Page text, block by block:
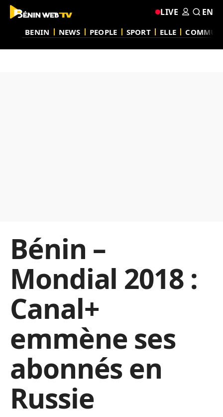
BENIN NEWS PEOPLE SPORT ELLE
LIVE EN
Bénin –
Mondial 2018 :
Canal+
emmène ses
abonnés en
Russie